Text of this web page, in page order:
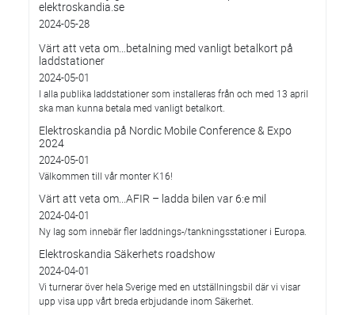
elektroskandia.se
2024-05-28
Värt att veta om…betalning med vanligt betalkort på
laddstationer
2024-05-01
I alla publika laddstationer som installeras från och med 13 april
ska man kunna betala med vanligt betalkort.
Elektroskandia på Nordic Mobile Conference & Expo
2024
2024-05-01
Välkommen till vår monter K16!
Värt att veta om...AFIR – ladda bilen var 6:e mil
2024-04-01
Ny lag som innebär fler laddnings-/tankningsstationer i Europa.
Elektroskandia Säkerhets roadshow
2024-04-01
Vi turnerar över hela Sverige med en utställningsbil där vi visar
upp visa upp vårt breda erbjudande inom Säkerhet.